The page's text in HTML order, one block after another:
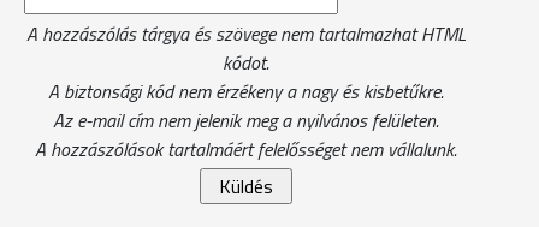
A hozzászólás tárgya és szövege nem tartalmazhat HTML
kódot.
A biztonsági kód nem érzékeny a nagy és kisbetűkre.
Az e-mail cím nem jelenik meg a nyilvános felületen.
A hozzászólások tartalmáért felelősséget nem vállalunk.